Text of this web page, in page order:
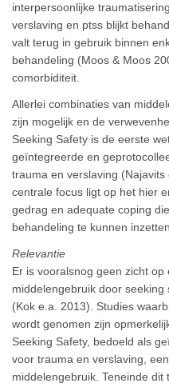
interpersoonlijke
verslaving en ptss blijkt
valt terug in gebruik binnen
behandeling (Moos & Moos
comorbiditeit.
Allerlei combinaties van
zijn mogelijk en de
Seeking Safety is de eerste
geïntegreerde en
trauma en verslaving
centrale focus ligt op het hier
gedrag en adequate coping
behandeling te kunnen
Relevantie
Er is vooralsnog geen zicht op
middelengebruik door
(Kok e.a. 2013). Studies
wordt genomen zijn
Seeking Safety, bedoeld als
voor trauma en verslaving,
middelengebruik. Teneinde